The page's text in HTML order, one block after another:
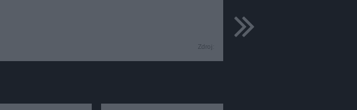
Zdroj:
ďalšie